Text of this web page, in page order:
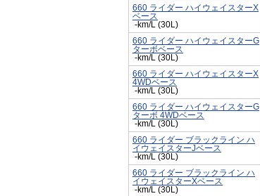
660 ライダー ハイウェイスターX
ベース
-km/L (30L)
660 ライダー ハイウェイスターG
ターボベース
-km/L (30L)
660 ライダー ハイウェイスターX
4WDベース
-km/L (30L)
660 ライダー ハイウェイスターG
ターボ 4WDベース
-km/L (30L)
660 ライダー ブラックライン ハ
イウェイスターJベース
-km/L (30L)
660 ライダー ブラックライン ハ
イウェイスターXベース
-km/L (30L)